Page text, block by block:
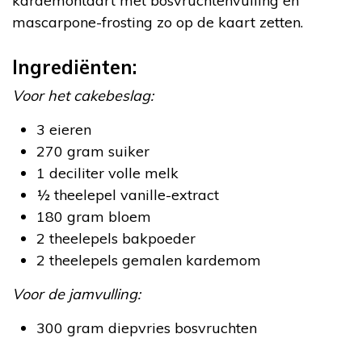
mascarpone-frosting zo op de kaart zetten.
Ingrediënten:
Voor het cakebeslag:
3 eieren
270 gram suiker
1 deciliter volle melk
½ theelepel vanille-extract
180 gram bloem
2 theelepels bakpoeder
2 theelepels gemalen kardemom
Voor de jamvulling:
300 gram diepvries bosvruchten